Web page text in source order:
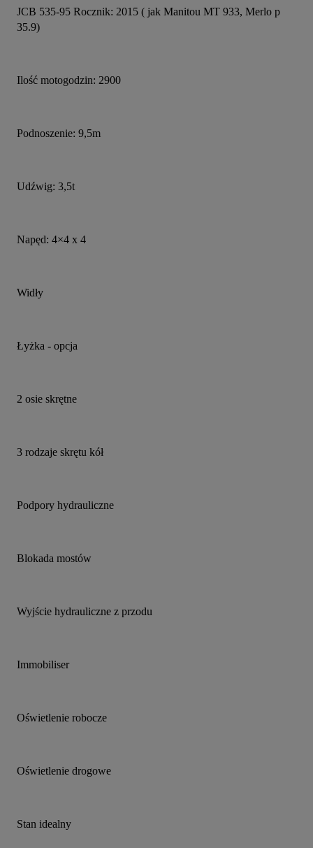
JCB 535-95 Rocznik: 2015 ( jak Manitou MT 933, Merlo p
35.9)
Ilość motogodzin: 2900
Podnoszenie: 9,5m
Udźwig: 3,5t
Napęd: 4×4 x 4
Widły
Łyżka - opcja
2 osie skrętne
3 rodzaje skrętu kół
Podpory hydrauliczne
Blokada mostów
Wyjście hydrauliczne z przodu
Immobiliser
Oświetlenie robocze
Oświetlenie drogowe
Stan idealny